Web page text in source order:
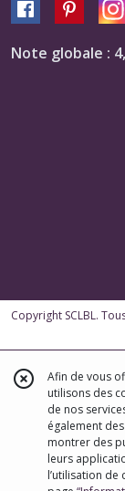
Note globale :
Copyright SCLBL.
Afin de vous
utilisons des
de nos
également
montrer des
leurs
l’utilisation de